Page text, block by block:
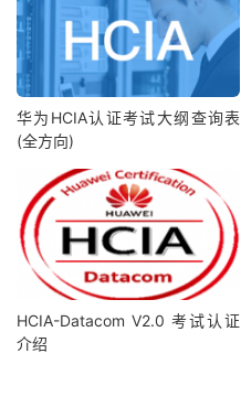
华为HCIA认证考试大纲查询表
(全方向)
HCIA-Datacom V2.0 考试认证
介绍